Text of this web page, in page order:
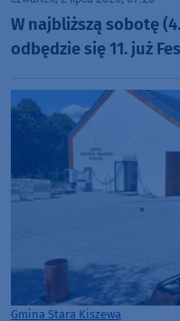
W najbliższą sobotę
odbędzie się 11. już
Gmina Stara Kiszewa